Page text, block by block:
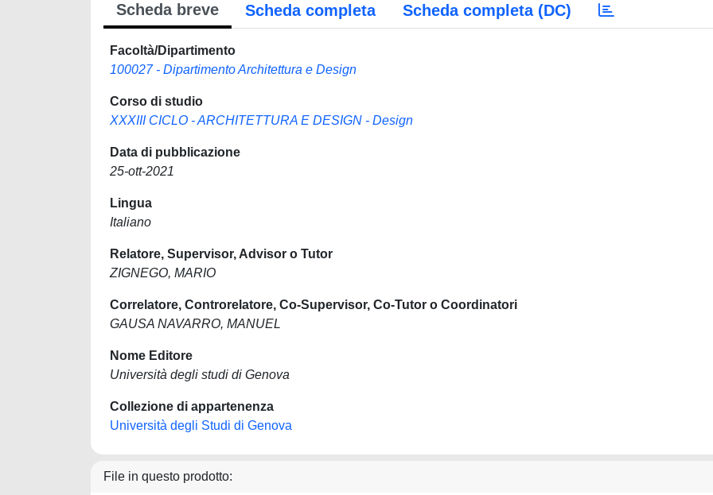
Scheda breve Scheda completa Scheda completa (DC)
Facoltà/Dipartimento
100027 - Dipartimento Architettura e Design
Corso di studio
XXXIII CICLO - ARCHITETTURA E DESIGN - Design
Data di pubblicazione
25-ott-2021
Lingua
Italiano
Relatore, Supervisor, Advisor o Tutor
ZIGNEGO, MARIO
Correlatore, Controrelatore, Co-Supervisor, Co-Tutor o Coordinatori
GAUSA NAVARRO, MANUEL
Nome Editore
Università degli studi di Genova
Collezione di appartenenza
Università degli Studi di Genova
File in questo prodotto: